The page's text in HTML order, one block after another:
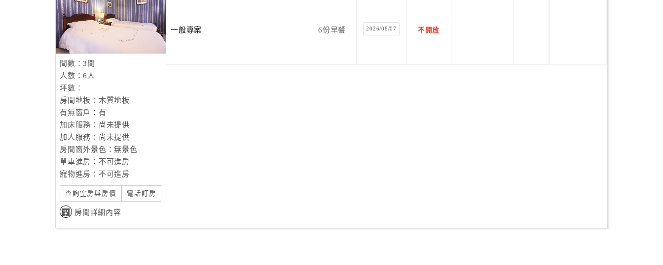
間數：3間
人數：6人
坪數：
房間地板：木質地板
有無窗戶：有
加床服務：尚未提供
加人服務：尚未提供
房間窗外景色：無景色
單車進房：不可進房
寵物進房：不可進房
查詢空房與房價 電話訂房
房間詳細內容
一般專案 6份早餐 2026/08/07 不開放